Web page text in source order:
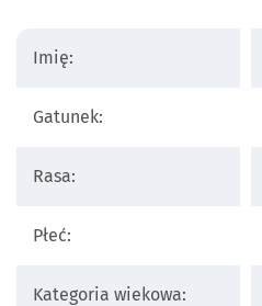
Imię:
Gatunek:
Rasa:
Płeć:
Kategoria wiekowa: